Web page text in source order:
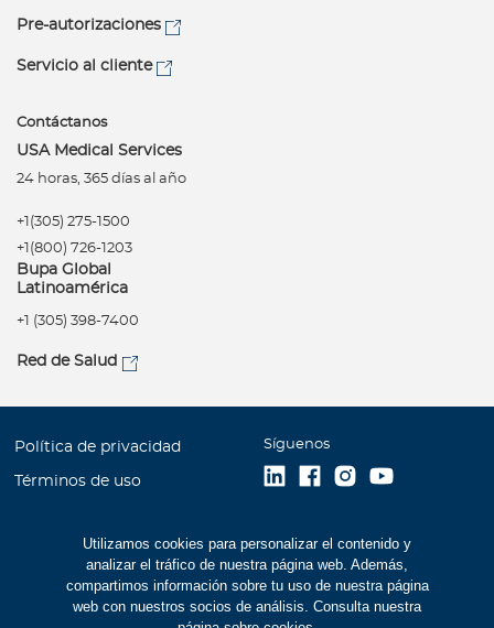
Utilizamos cookies para personalizar el contenido y
analizar el tráfico de nuestra página web. Además,
compartimos información sobre tu uso de nuestra página
web con nuestros socios de análisis. Consulta nuestra
Pre-autorizaciones
Servicio al cliente
Contáctanos
USA Medical Services
24 horas, 365 días al año
+1(305) 275-1500
+1(800) 726-1203
Bupa Global
Latinoamérica
+1 (305) 398-7400
Red de Salud
Política de privacidad
Términos de uso
Mapa del Sitio
Trabaje con Bupa
Síguenos